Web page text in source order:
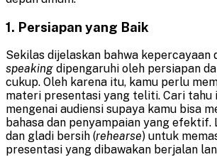
1. Persiapan yang Baik
Sekilas dijelaskan bahwa kepercayaan
speaking dipengaruhi oleh persiapan
cukup. Oleh karena itu, kamu perlu
materi presentasi yang teliti. Cari tahu
mengenai audiensi supaya kamu bisa
bahasa dan penyampaian yang efektif.
dan gladi bersih (rehearse) untuk
presentasi yang dibawakan berjalan